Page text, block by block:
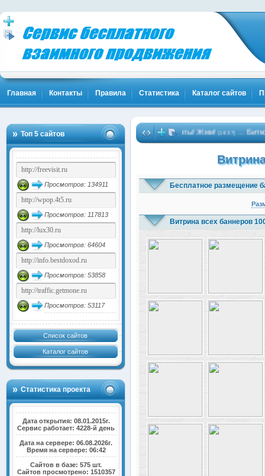
Главная Контакты Правила Статистика Каталог сайтов
Топ 5 сайтов
Просмотров: 134911
Просмотров: 117813
Просмотров: 64604
Просмотров: 53858
Просмотров: 53117
Список сайтов
Каталог сайтов
Статистика проекта
Дата открытия: 08.01.2015г.
Сервис работает: 4228-й день
Дата на сервере: 06.08.2026г.
Время на сервере: 06:42
Сайтов в базе: 575 шт.
Сайтов просмотрено: 1510357
Твоя Популярность и Клиенты! Жми!(1837)…Биткоины
Бесплатное размещение
Витрина всех баннеров